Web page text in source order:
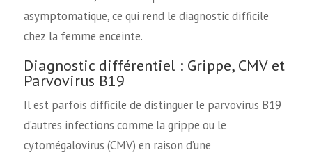
asymptomatique, ce qui rend le diagnostic difficile
chez la femme enceinte.
Diagnostic différentiel : Grippe, CMV et
Parvovirus B19
Il est parfois difficile de distinguer le parvovirus B19
d’autres infections comme la grippe ou le
cytomégalovirus (CMV) en raison d’une